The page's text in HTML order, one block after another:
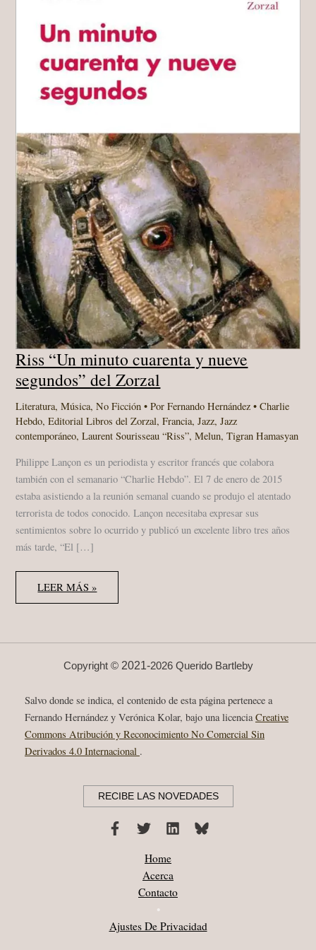
Riss “Un minuto cuarenta y nueve
segundos” del Zorzal
Literatura,Música,No Ficción • PorFernando Hernández•Charlie
Hebdo,Editorial Libros del Zorzal,Francia,Jazz,Jazz
contemporáneo,Laurent Sourisseau “Riss”,Melun,Tigran Hamasyan
Philippe Lançon es un periodista y escritor francés que colabora
también con el semanario “Charlie Hebdo”. El 7 de enero de 2015
estaba asistiendo a la reunión semanal cuando se produjo el atentado
terrorista de todos conocido. Lançon necesitaba expresar sus
sentimientos sobre lo ocurrido y publicó un excelente libro tres años
más tarde, “El […]
RISS
“UN
MINUTO
SEGUNDOS”
ZORZAL
LEER MÁS »
Copyright © 2021-2026 Querido Bartleby
Salvo donde se indica, el contenido de esta página pertenece a
Fernando Hernández y Verónica Kolar, bajo una licenciaCreative
Commons Atribución y Reconocimiento No Comercial Sin
Derivados 4.0 Internacional .
RECIBE LAS NOVEDADES
Home
Acerca
Contacto
•
Ajustes De Privacidad